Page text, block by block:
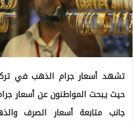
تشهد أسعار جرام الذهب في
جانب متابعة أسعار الصرف